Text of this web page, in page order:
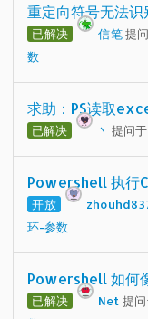
重定向符号无法识
已解决 信笔提
数
求助：PS读取
已解决 丶 提问
Powershell 执行
开放
环-参数
Powershell 如何
已解决 Net 提